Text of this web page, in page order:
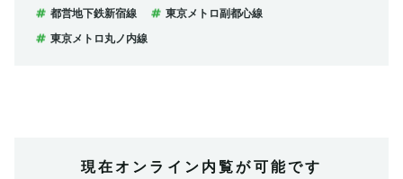
都営地下鉄新宿線
東京メトロ副都心線
東京メトロ丸ノ内線
現在オンライン内覧が可能です